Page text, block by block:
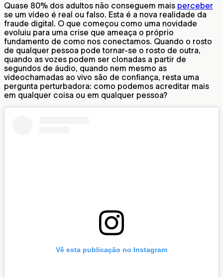
Quase 80% dos adultos não conseguem mais perceber
se um vídeo é real ou falso. Esta é a nova realidade da
fraude digital. O que começou como uma novidade
evoluiu para uma crise que ameaça o próprio
fundamento de como nos conectamos. Quando o rosto
de qualquer pessoa pode tornar-se o rosto de outra,
quando as vozes podem ser clonadas a partir de
segundos de áudio, quando nem mesmo as
videochamadas ao vivo são de confiança, resta uma
pergunta perturbadora: como podemos acreditar mais
em qualquer coisa ou em qualquer pessoa?
Vê esta publicação no Instagram